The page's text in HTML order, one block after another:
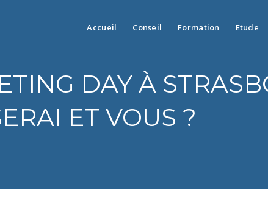
Accueil Conseil Formation Etude
DAY À
ET VOUS ?